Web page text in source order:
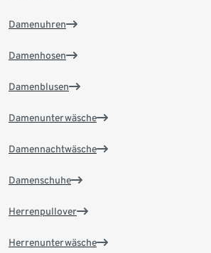
Damenuhren
Damenhosen
Damenblusen
Damenunterwäsche
Damennachtwäsche
Damenschuhe
Herrenpullover
Herrenunterwäsche